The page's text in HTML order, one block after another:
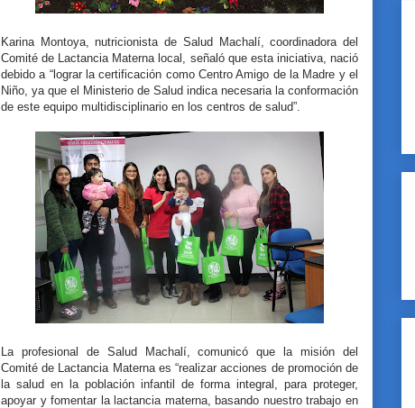
Karina Montoya, nutricionista de Salud Machalí, coordinadora del
Comité de Lactancia Materna local, señaló que esta iniciativa, nació
debido a “lograr la certificación como Centro Amigo de la Madre y el
Niño, ya que el Ministerio de Salud indica necesaria la conformación
de este equipo multidisciplinario en los centros de salud”.
La profesional de Salud Machalí, comunicó que la misión del
Comité de Lactancia Materna es “realizar acciones de promoción de
la salud en la población infantil de forma integral, para proteger,
apoyar y fomentar la lactancia materna, basando nuestro trabajo en